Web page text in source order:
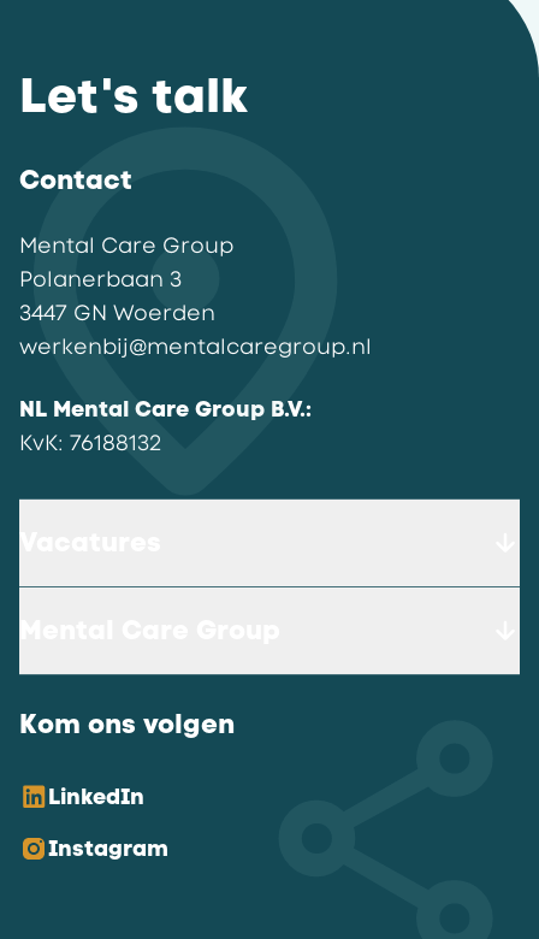
Let's talk
Contact
Mental Care Group
Polanerbaan 3
3447 GN Woerden
werkenbij@mentalcaregroup.nl
NL Mental Care Group B.V.:
KvK: 76188132
Kom ons volgen
LinkedIn
Instagram